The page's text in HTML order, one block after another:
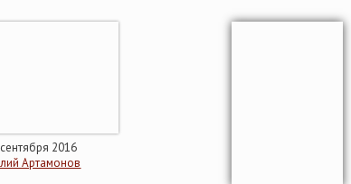
2016
Артамонов